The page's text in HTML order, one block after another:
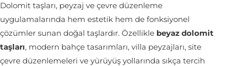
Dolomit taşları, peyzaj ve çevre düzenleme
uygulamalarında hem estetik hem de fonksiyonel
çözümler sunan doğal taşlardır. Özellikle beyaz dolomit
taşları, modern bahçe tasarımları, villa peyzajları, site
çevre düzenlemeleri ve yürüyüş yollarında sıkça tercih